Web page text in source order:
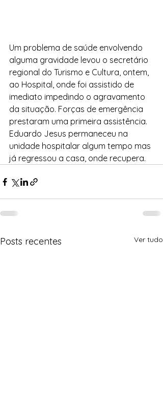
Um problema de saúde envolvendo
alguma gravidade levou o secretário
regional do Turismo e Cultura, ontem,
ao Hospital, onde foi assistido de
imediato impedindo o agravamento
da situação. Forças de emergência
prestaram uma primeira assistência.
Eduardo Jesus permaneceu na
unidade hospitalar algum tempo mas
já regressou a casa, onde recupera.
Posts recentes Ver tudo